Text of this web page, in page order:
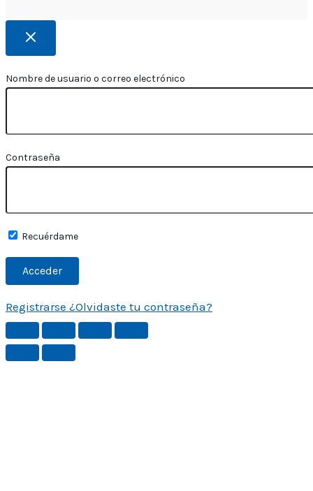
Nombre de usuario o correo electrónico
Contraseña
Recuérdame
Registrarse ¿Olvidaste tu contraseña?